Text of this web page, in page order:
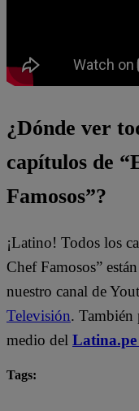
¿Dónde ver
capítulos de
Famosos”?
¡Latino! Todos los
Chef Famosos”
nuestro canal de
Televisión. También
medio del Latina.pe
Tags: